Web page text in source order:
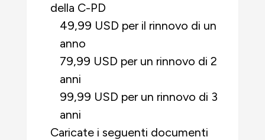
della C-PD
49,99 USD per il rinnovo di un
anno
79,99 USD per un rinnovo di 2
anni
99,99 USD per un rinnovo di 3
anni
Caricate i seguenti documenti